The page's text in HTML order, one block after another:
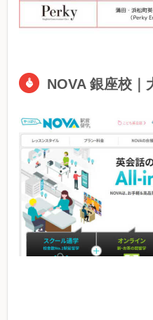
NOVA 銀座校｜